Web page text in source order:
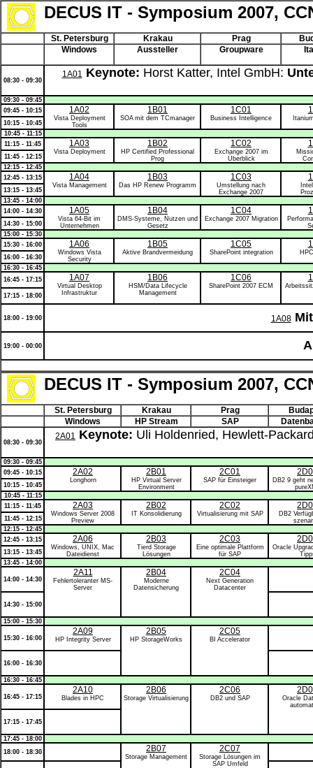
DECUS IT - Symposium 2007,
St. Petersburg Krakau Prag
Windows
Aussteller Groupware
08:30 - 09:30
1A01 Keynote: Horst Katter, Intel GmbH:
09:30 - 09:45
09:45 - 10:15
1A02
Vista Deployment
Tools
1B01
SOA mit dem TCmanager
1C01
Business Intelligence
10:15 - 10:45
10:45 - 11:15
11:15 - 11:45
1A03
Vista Deployment
1B02
HP Certified Professional
Prog
1C02
Exchange 2007 im
Überblick
11:45 - 12:15
12:15 - 12:45
12:45 - 13:15
1A04
Vista Management
1B03
Das HP Renew Programm
1C03
Umstellung nach
Exchange 2007
13:15 - 13:45
13:45 - 14:00
14:00 - 14:30
1A05
Vista 64-Bit im
Unternehmen
1B04
DMS-Systeme, Nutzen und
Gesetz
1C04
Exchange 2007 Migration
14:30 - 15:00
15:00 - 15:30
15:30 - 16:00
1A06
Windows Vista
Security
1B05
Aktive Brandvermeidung
1C05
SharePoint integration
16:00 - 16:30
16:30 - 16:45
16:45 - 17:15
1A07
Virtual Desktop
Infrastruktur
1B06
HSM/Data Lifecycle
Management
1C06
SharePoint 2007 ECM
17:15 - 18:00
18:00 - 19:00 1A08
19:00 - 00:00
DECUS IT - Symposium 2007,
St. Petersburg Krakau Prag
Windows
HP Stream SAP
08:30 - 09:30
2A01 Keynote: Uli Holdenried, Hewlett-
09:30 - 09:45
09:45 - 10:15
2A02
Longhorn
2B01
HP Virtual Server
Environment
2C01
SAP für Einsteiger
DB2 9 geht
10:15 - 10:45
10:45 - 11:15
11:15 - 11:45
2A03
Windows Server 2008
Preview
2B02
IT Konsolidierung
2C02
Virtualisierung mit SAP
DB2
11:45 - 12:15
12:15 - 12:45
12:45 - 13:15
2A06
Windows, UNIX, Mac
Dateidienst
2B03
Tierd Storage
Lösungen
2C03
Eine optimale Plattform
für SAP
Oracle
13:15 - 13:45
13:45 - 14:00
14:00 - 14:30
2A11
Fehlertoleranter MS-
Server
2B04
Moderne
Datensicherung
2C04
Next Generation
Datacenter
14:30 - 15:00
15:00 - 15:30
15:30 - 16:00
2A09
HP Integrity Server
2B05
HP StorageWorks
2C05
BI Accelerator
16:00 - 16:30
16:30 - 16:45
16:45 - 17:15
2A10
Blades in HPC
2B06
Storage Virtualisierung
2C06
DB2 und SAP
Oracle
17:15 - 17:45
17:45 - 18:00
18:00 - 18:30
2B07
Storage Management
2C07
Storage Lösungen im
SAP Umfeld